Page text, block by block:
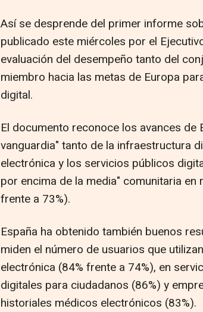
Así se desprende del primer informe
publicado este miércoles por el
evaluación del desempeño tanto del
miembro hacia las metas de Europa
digital.
El documento reconoce los avances de
vanguardia" tanto de la infraestructura
electrónica y los servicios públicos
por encima de la media" comunitaria
frente a 73%).
España ha obtenido también buenos
miden el número de usuarios que
electrónica (84% frente a 74%), en
digitales para ciudadanos (86%) y
historiales médicos electrónicos (83%).